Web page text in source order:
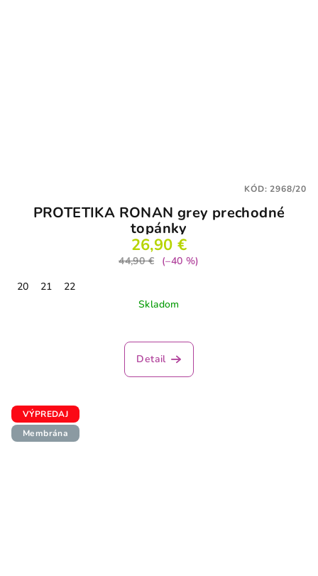
PROTETIKA RONAN grey prechodné
topánky
26,90 €
44,90 €
(–40 %)
20
21
22
Skladom
Detail
KÓD:2968/20
VÝPREDAJ
Membrána